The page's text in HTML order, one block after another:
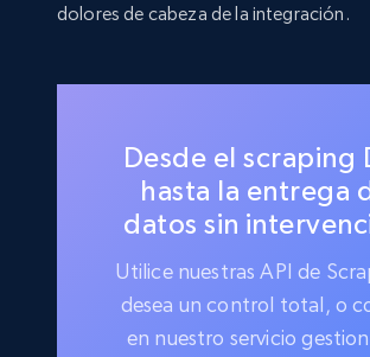
dolores de cabeza de la integración.
Desde el scraping
hasta la entrega
datos sin
Utilice nuestras API de
desea un control total, o
en nuestro servicio